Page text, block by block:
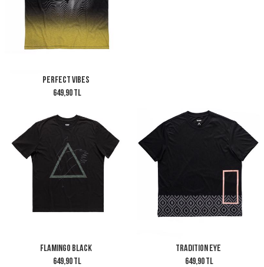
Perfect Vibes
649,90 TL
Flamingo Black
649,90 TL
Tradition Eye
649,90 TL